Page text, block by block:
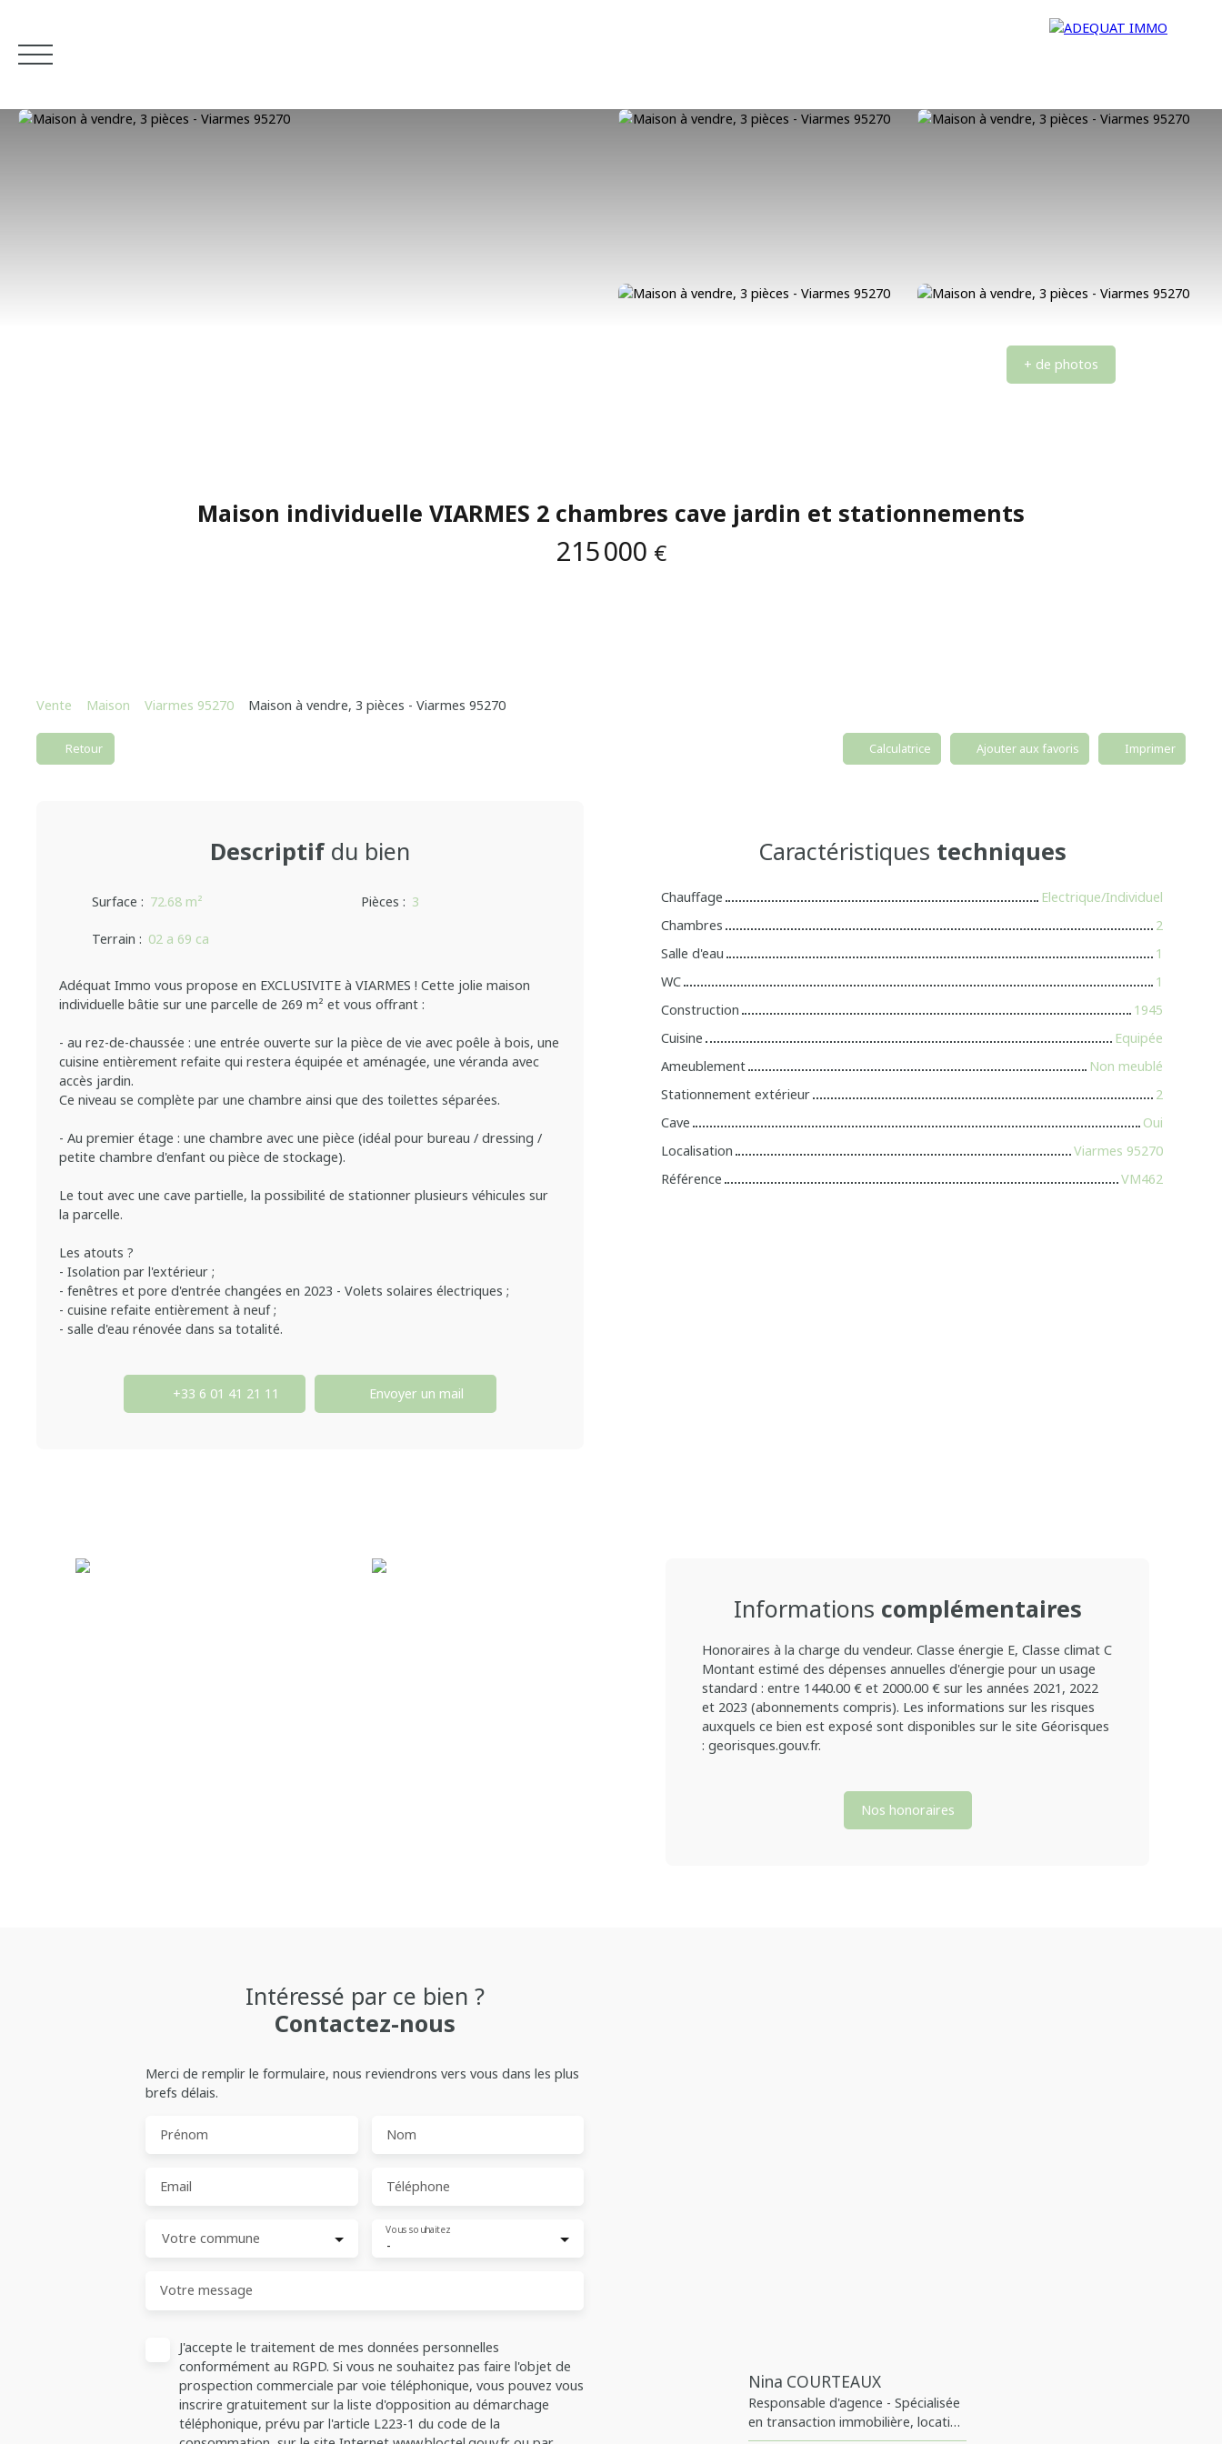
+ de photos
Maison individuelle VIARMES 2 chambres cave jardin et stationnements
215 000 €
Vente Maison Viarmes 95270 Maison à vendre, 3 pièces - Viarmes 95270
Retour Calculatrice Ajouter aux favoris Imprimer
Descriptif du bien
Surface : 72.68 m² Pièces : 3
Terrain : 02 a 69 ca
Adéquat Immo vous propose en EXCLUSIVITE à VIARMES ! Cette jolie maison
individuelle bâtie sur une parcelle de 269 m² et vous offrant :
- au rez-de-chaussée : une entrée ouverte sur la pièce de vie avec poêle à bois, une
cuisine entièrement refaite qui restera équipée et aménagée, une véranda avec
accès jardin.
Ce niveau se complète par une chambre ainsi que des toilettes séparées.
- Au premier étage : une chambre avec une pièce (idéal pour bureau / dressing /
petite chambre d'enfant ou pièce de stockage).
Le tout avec une cave partielle, la possibilité de stationner plusieurs véhicules sur
la parcelle.
Les atouts ?
- Isolation par l'extérieur ;
- fenêtres et pore d'entrée changées en 2023 - Volets solaires électriques ;
- cuisine refaite entièrement à neuf ;
- salle d'eau rénovée dans sa totalité.
+33 6 01 41 21 11 Envoyer un mail
Caractéristiques techniques
Chauffage
Electrique/Individuel
Chambres
2
Salle d'eau
1
WC
1
Construction
1945
Cuisine
Equipée
Ameublement
Non meublé
Stationnement extérieur
2
Cave
Oui
Localisation
Viarmes 95270
Référence
VM462
Informations complémentaires
Honoraires à la charge du vendeur. Classe énergie E, Classe climat C
Montant estimé des dépenses annuelles d'énergie pour un usage
standard : entre 1440.00 € et 2000.00 € sur les années 2021, 2022
et 2023 (abonnements compris). Les informations sur les risques
auxquels ce bien est exposé sont disponibles sur le site Géorisques
: georisques.gouv.fr.
Nos honoraires
Intéressé par ce bien ?
Contactez-nous
Merci de remplir le formulaire, nous reviendrons vers vous dans les plus
brefs délais.
Prénom Nom
Email Téléphone
Votre commune -
Vous souhaitez
Votre message
J'accepte le traitement de mes données personnelles
conformément au RGPD. Si vous ne souhaitez pas faire l'objet de
prospection commerciale par voie téléphonique, vous pouvez vous
inscrire gratuitement sur la liste d'opposition au démarchage
téléphonique, prévu par l'article L223-1 du code de la
Nina COURTEAUX
Responsable d'agence - Spécialisée
en transaction immobilière, location